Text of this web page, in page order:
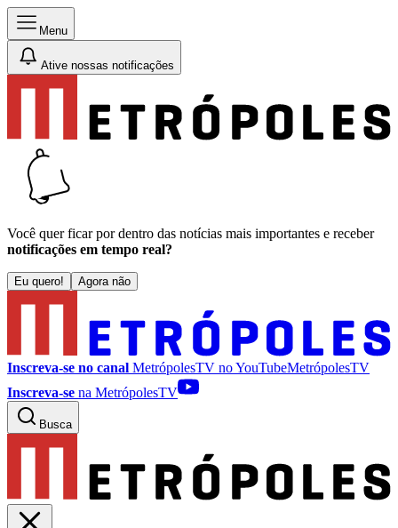
Menu
Ative nossas notificações
Você quer ficar por dentro das notícias mais importantes e receber
notificações em tempo real?
Eu quero! Agora não
Inscreva-se no canal MetrópolesTV noYouTubeMetrópolesTV
Inscreva-se na MetrópolesTV
Busca